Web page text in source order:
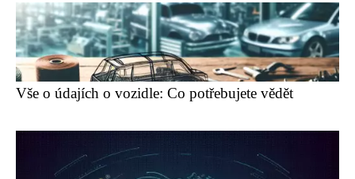
Vše o údajích o vozidle: Co potřebujete vědět